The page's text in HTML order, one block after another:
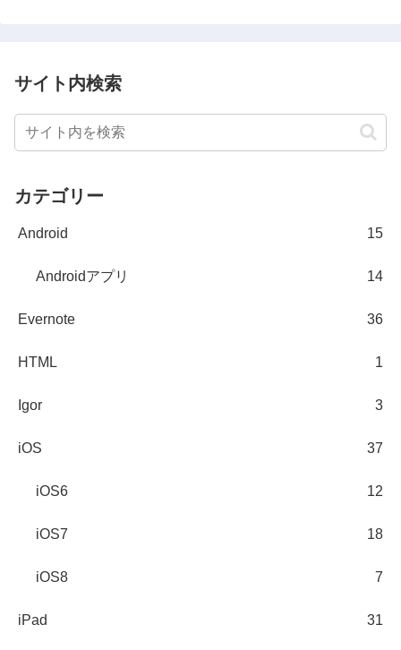
サイト内検索
カテゴリー
Android 15
Androidアプリ 14
Evernote 36
HTML 1
Igor 3
iOS 37
iOS6 12
iOS7 18
iOS8 7
iPad 31